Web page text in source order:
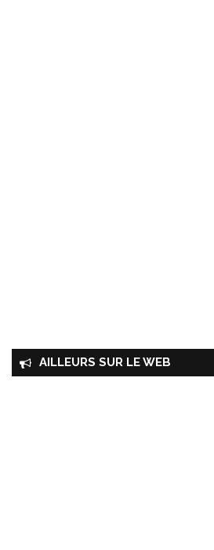
AILLEURS SUR LE WEB